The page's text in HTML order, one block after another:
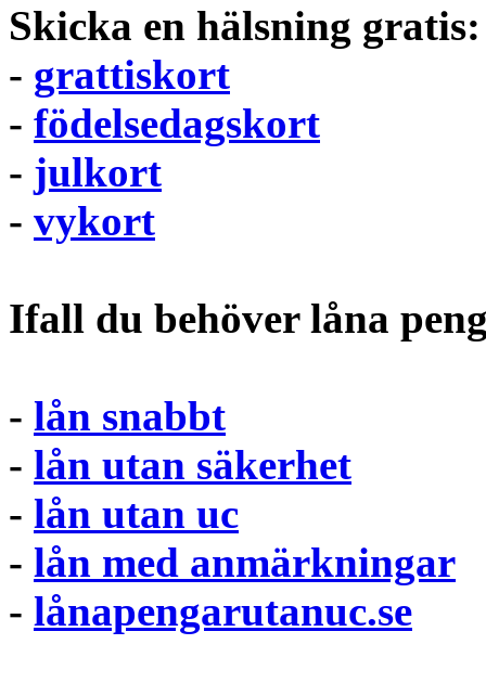
Skicka en hälsning gratis:
- grattiskort
- födelsedagskort
- julkort
- vykort
Ifall du behöver låna
- lån snabbt
- lån utan säkerhet
- lån utan uc
- lån med anmärkningar
- lånapengarutanuc.se